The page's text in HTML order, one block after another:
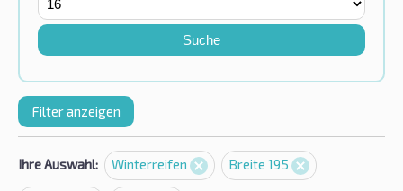
Suche
Filter anzeigen
Ihre Auswahl: Winterreifen Breite 195